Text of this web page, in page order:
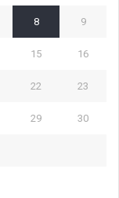
8 9
15 16
22 23
29 30